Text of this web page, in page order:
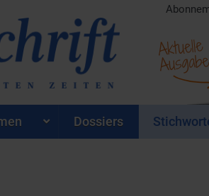
Aktuelle
Ausgabe
Dossiers